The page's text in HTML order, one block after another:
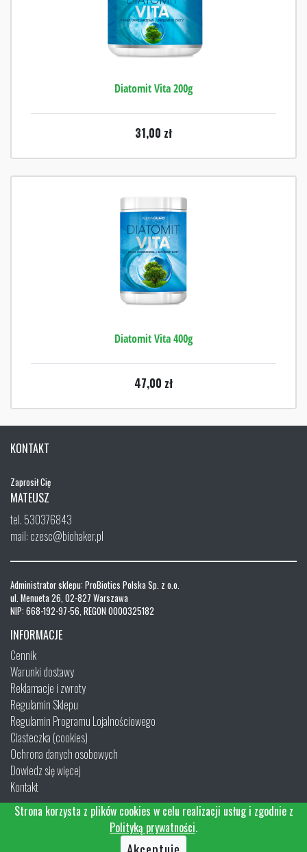
Diatomit Vita 200g
31,00 zł
Diatomit Vita 400g
47,00 zł
KONTAKT
Zaprosił Cię
MATEUSZ
tel. 530376843
mail: czesc@biohaker.pl
Administrator sklepu: ProBiotics Polska Sp. z o.o.
ul. Menueta 26, 02-827 Warszawa
NIP: 668-192-97-56, REGON 0000325182
INFORMACJE
Cennik
Warunki dostawy
Reklamacje i zwroty
Regulamin Sklepu
Regulamin Programu Lojalnościowego
Ciasteczka (cookies)
Ochrona danych osobowych
Dowiedz się więcej
Kontakt
Strona korzysta z plików cookies w celu realizacji usług i zgodnie z
Polityką prywatności.